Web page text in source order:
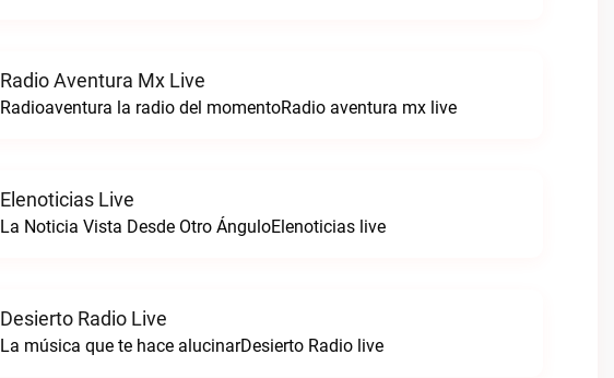
Radio Aventura Mx Live
Radioaventura la radio del momentoRadio aventura mx live
Elenoticias Live
La Noticia Vista Desde Otro ÁnguloElenoticias live
Desierto Radio Live
La música que te hace alucinarDesierto Radio live